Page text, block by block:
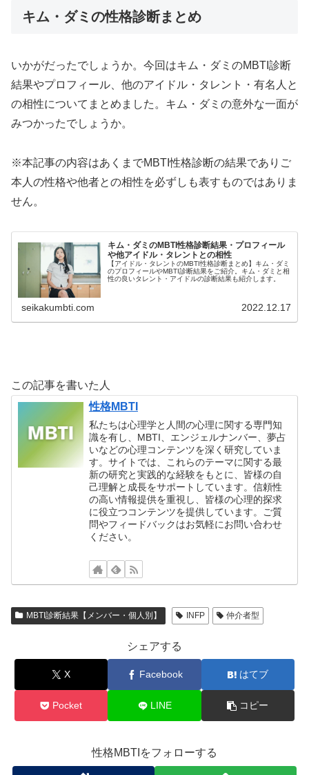
キム・ダミの性格診断まとめ
いかがだったでしょうか。今回はキム・ダミのMBTI診断
結果やプロフィール、他のアイドル・タレント・有名人と
の相性についてまとめました。キム・ダミの意外な一面が
みつかったでしょうか。
※本記事の内容はあくまでMBTI性格診断の結果でありご
本人の性格や他者との相性を必ずしも表すものではありま
せん。
キム・ダミのMBTI性格診断結果・プロフィール
や他アイドル・タレントとの相性
【アイドル・タレントのMBTI性格診断まとめ】キム・ダミ
のプロフィールやMBTI診断結果をご紹介。キム・ダミと相
性の良いタレント・アイドルの診断結果も紹介します。
seikakumbti.com 2022.12.17
この記事を書いた人
性格MBTI
私たちは心理学と人間の心理に関する専門知
識を有し、MBTI、エンジェルナンバー、夢占
いなどの心理コンテンツを深く研究していま
す。サイトでは、これらのテーマに関する最
新の研究と実践的な経験をもとに、皆様の自
己理解と成長をサポートしています。信頼性
の高い情報提供を重視し、皆様の心理的探求
に役立つコンテンツを提供しています。ご質
問やフィードバックはお気軽にお問い合わせ
ください。
MBTI診断結果【メンバー・個人別】 INFP 仲介者型
シェアする
X Facebook はてブ
Pocket LINE コピー
性格MBTIをフォローする